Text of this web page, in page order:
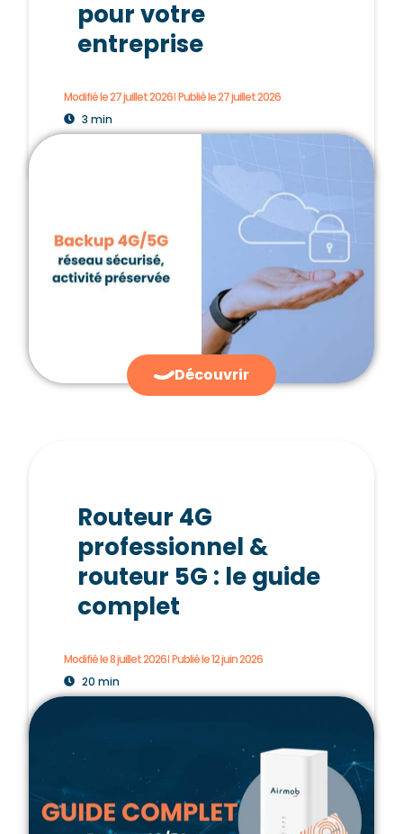
pour votre
entreprise
Modifié le 27 juillet 2026 Publié le27 juillet 2026
3 min
Découvrir
Routeur 4G
professionnel &
routeur 5G : le guide
complet
Modifié le 8 juillet 2026 Publié le12 juin 2026
20 min